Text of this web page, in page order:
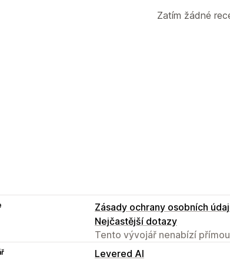
Zatím žádné
Zásady ochrany osobních
Nejčastější dotazy
Tento vývojář nenabízí
Levered AI